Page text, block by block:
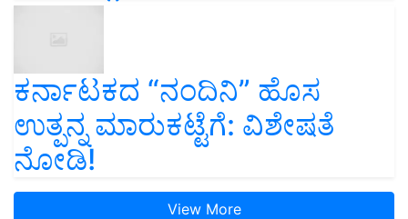
ಕರ್ನಾಟಕದ “ನಂದಿನಿ” ಹೊಸ
ಉತ್ಪನ್ನ ಮಾರುಕಟ್ಟೆಗೆ: ವಿಶೇಷತೆ
ನೋಡಿ!
View More